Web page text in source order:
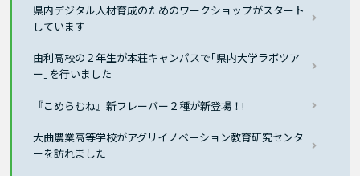
県内デジタル人材育成のためのワークショップがスタート
しています
由利高校の２年生が本荘キャンパスで｢県内大学ラボツア
ー｣を行いました
『こめらむね』新フレーバー２種が新登場！!
大曲農業高等学校がアグリイノベーション教育研究センタ
ーを訪れました